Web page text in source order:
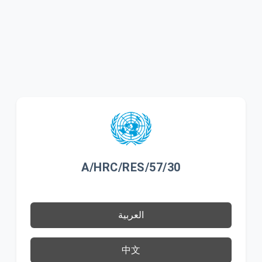
A/HRC/RES/57/30
العربية
中文